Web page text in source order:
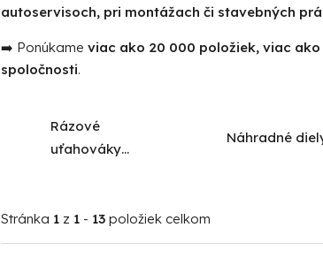
autoservisoch, pri montážach či stavebných
➡️ Ponúkame viac ako 20 000 položiek, viac
spoločnosti.
Rázové
uťahováky
Náhradné
Stránka 1 z 1 - 13 položiek celkom